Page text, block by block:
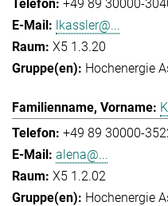
+49 89 30000-
lkassler@...
X5 1.3.20
Hochenergie
+49 89 30000-
alena@...
X5 1.2.02
Hochenergie